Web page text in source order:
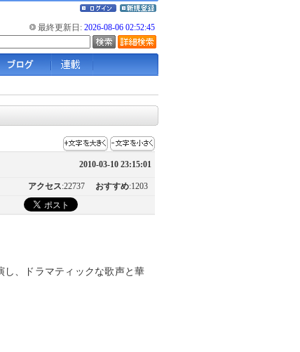
最終更新日: 2026-08-06 02:52:45
2010-03-10 23:15:01
アクセス:22737 おすすめ:1203
、ドラマティックな歌声と華